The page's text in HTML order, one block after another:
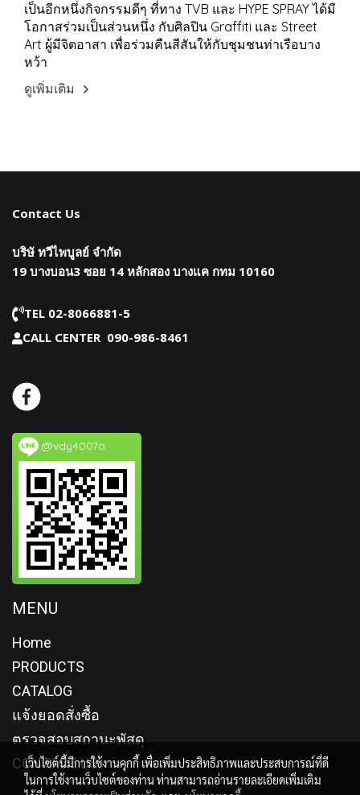
เป็นอีกหนึ่งกิจกรรมดีๆ ที่ทาง TVB และ HYPE SPRAY ได้มี
โอกาสร่วมเป็นส่วนหนึ่ง กับศิลปิน Graffiti และ Street
Art ผู้มีจิตอาสา เพื่อร่วมคืนสีสันให้กับชุมชนท่าเรือบาง
หว้า
ดูเพิ่มเติม
Contact Us
บริษั ทวีไพบูลย์ จำกัด
19 บางบอน3 ซอย 14 หลักสอง บางแค กทม 10160
TEL 02-8066881-5
CALL CENTER 090-986-8461
@vdy4007a
MENU
Home
PRODUCTS
CATALOG
แจ้งยอดสั่งซื้อ
ตรวจสอบสถานะพัสดุ
CONTACT US
เว็บไซต์นี้มีการใช้งานคุกกี้ เพื่อเพิ่มประสิทธิภาพและประสบการณ์ที่ดี
ในการใช้งานเว็บไซต์ของท่าน ท่านสามารถอ่านรายละเอียดเพิ่มเติม